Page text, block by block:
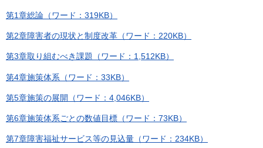
第1章総論（ワード：319KB）
第2章障害者の現状と制度改革（ワード：220KB）
第3章取り組むべき課題（ワード：1,512KB）
第4章施策体系（ワード：33KB）
第5章施策の展開（ワード：4,046KB）
第6章施策体系ごとの数値目標（ワード：73KB）
第7章障害福祉サービス等の見込量（ワード：234KB）